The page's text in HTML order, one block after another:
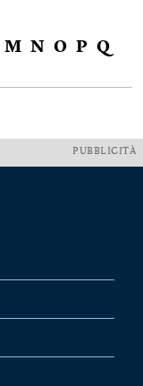
M N O P Q
PUBBLICITÀ